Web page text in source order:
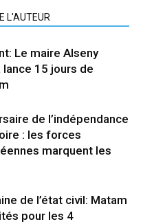
L'AUTEUR
Le maire Alseny
lance 15 jours de
de l’indépendance
: les forces
marquent les
de l’état civil: Matam
pour les 4